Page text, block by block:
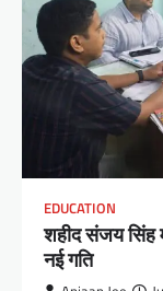
EDUCATION
शहीद संजय सिंह
नई गति